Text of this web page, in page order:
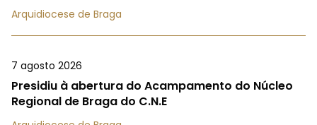
Arquidiocese de Braga
7 agosto 2026
Presidiu à abertura do Acampamento do Núcleo
Regional de Braga do C.N.E